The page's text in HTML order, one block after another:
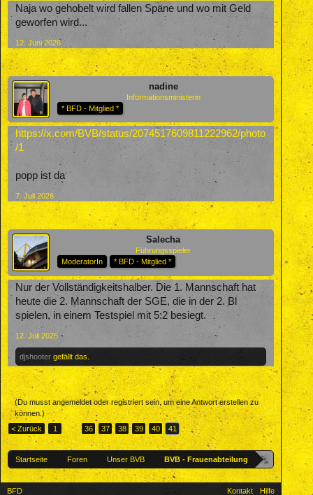
Naja wo gehobelt wird fallen Späne und wo mit Geld
geworfen wird...
12. Juni 2026
nadine
Informationsministerin
* BFD - Mitglied *
https://x.com/BVB/status/2074517609811222962/photo
/1
popp ist da
7. Juli 2026
Salecha
Führungsspieler
ModeratorIn
* BFD - Mitglied *
Nur der Vollständigkeitshalber. Die 1. Mannschaft hat
heute die 2. Mannschaft der SGE, die in der 2. Bl
spielen, in einem Testspiel mit 5:2 besiegt.
12. Juli 2026
djshooter gefällt das.
(Du musst angemeldet oder registriert sein, um eine Antwort erstellen zu
können.)
< Zurück
1 ← 36 37 38 39 40 41
Startseite Foren Unser BVB BVB - Frauenabteilung
BFD Kontakt Hilfe